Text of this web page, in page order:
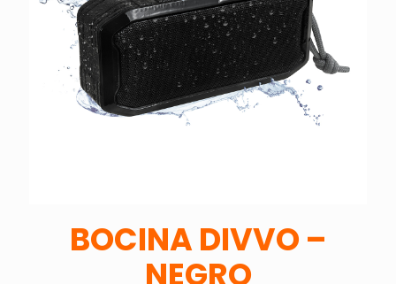
BOCINA DIVVO –
NEGRO